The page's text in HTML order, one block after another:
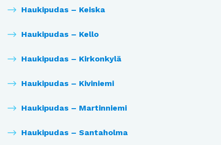
Haukipudas – Keiska
Haukipudas – Kello
Haukipudas – Kirkonkylä
Haukipudas – Kiviniemi
Haukipudas – Martinniemi
Haukipudas – Santaholma